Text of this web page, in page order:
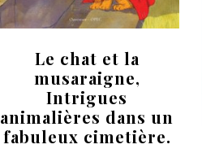
Le chat et la
musaraigne,
Intrigues
animalières dans un
fabuleux cimetière.